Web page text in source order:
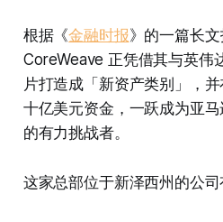
根据《金融时报》的一篇长
CoreWeave 正凭借其与英伟
片打造成「新资产类别」，
十亿美元资金，一跃成为亚
的有力挑战者。
这家总部位于新泽西州的公司